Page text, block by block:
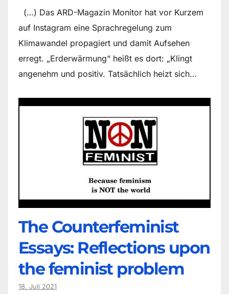
(…) Das ARD-Magazin Monitor hat vor Kurzem
auf Instagram eine Sprachregelung zum
Klimawandel propagiert und damit Aufsehen
erregt. „Erderwärmung“ heißt es dort: „Klingt
angenehm und positiv. Tatsächlich heizt sich…
The Counter­feminist
Essays: Reflections upon
the feminist problem
18. Juli 2021